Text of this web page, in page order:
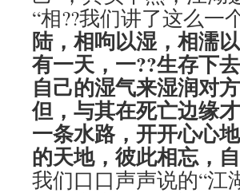
“相??我们讲了这么一
陆，相呴以湿，相濡
有一天，一??生存下
自己的湿气来湿润对
但，与其在死亡边缘
一条水路，开开心心
的天地，彼此相忘，自
我们口口声声说的“江